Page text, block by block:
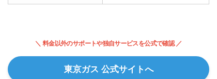
＼ 料金以外のサポートや独自サービスを公式で確認 ／
東京ガス 公式サイトへ